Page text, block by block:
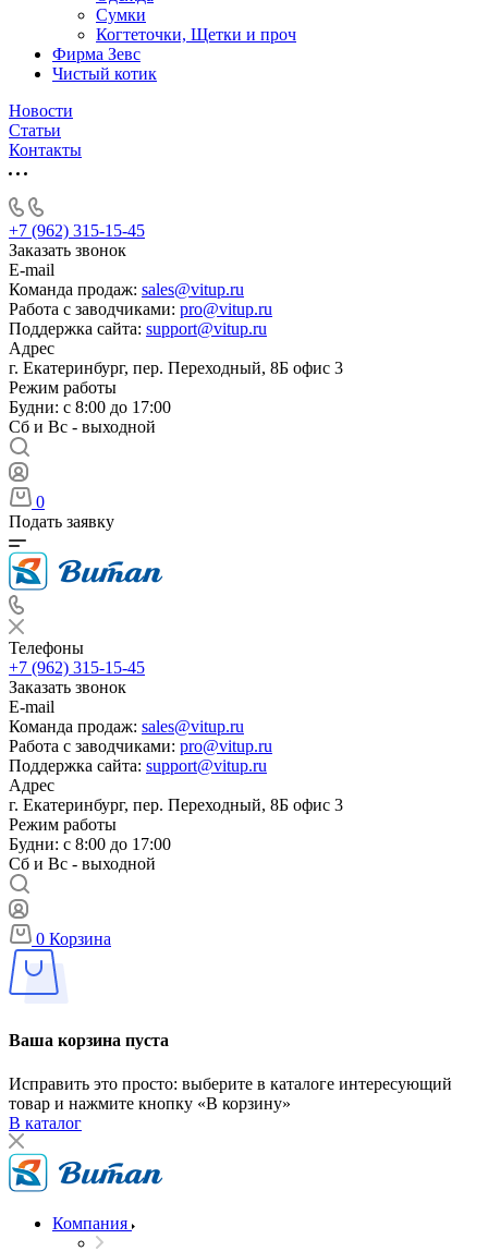
Сумки
Когтеточки, Щетки и проч
Фирма Зевс
Чистый котик
Новости
Статьи
Контакты
+7 (962) 315-15-45
Заказать звонок
E-mail
Команда продаж: sales@vitup.ru
Работа с заводчиками: pro@vitup.ru
Поддержка сайта: support@vitup.ru
Адрес
г. Екатеринбург, пер. Переходный, 8Б офис 3
Режим работы
Будни: с 8:00 до 17:00
Сб и Вс - выходной
0
Подать заявку
Телефоны
+7 (962) 315-15-45
Заказать звонок
E-mail
Команда продаж: sales@vitup.ru
Работа с заводчиками: pro@vitup.ru
Поддержка сайта: support@vitup.ru
Адрес
г. Екатеринбург, пер. Переходный, 8Б офис 3
Режим работы
Будни: с 8:00 до 17:00
Сб и Вс - выходной
0 Корзина
Ваша корзина пуста
Исправить это просто: выберите в каталоге интересующий
товар и нажмите кнопку «В корзину»
В каталог
Компания